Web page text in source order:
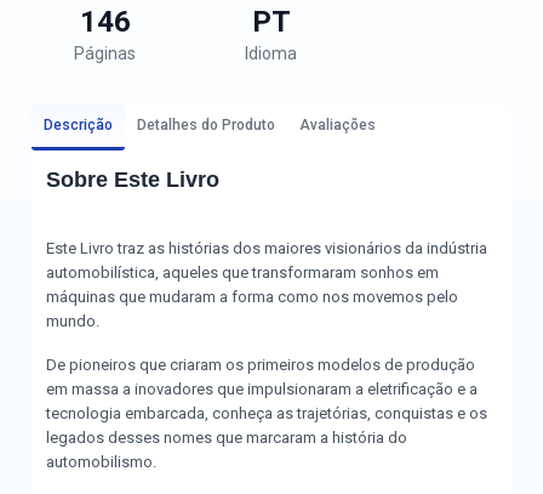
146
Páginas
PT
Idioma
Descrição Detalhes do Produto Avaliações
Sobre Este Livro
Este Livro traz as histórias dos maiores visionários da indústria
automobilística, aqueles que transformaram sonhos em
máquinas que mudaram a forma como nos movemos pelo
mundo.
De pioneiros que criaram os primeiros modelos de produção
em massa a inovadores que impulsionaram a eletrificação e a
tecnologia embarcada, conheça as trajetórias, conquistas e os
legados desses nomes que marcaram a história do
automobilismo.